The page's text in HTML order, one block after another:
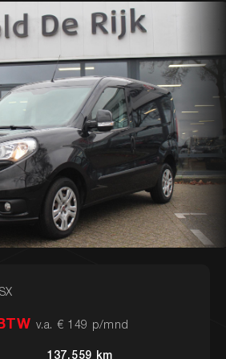
v.a. € 149 p/mnd
137.559 km